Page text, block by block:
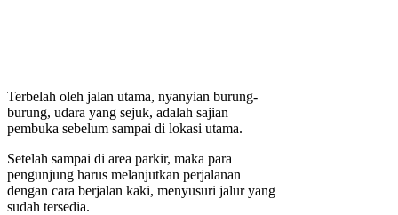
Terbelah oleh jalan utama, nyanyian burung-
burung, udara yang sejuk, adalah sajian
pembuka sebelum sampai di lokasi utama.
Setelah sampai di area parkir, maka para
pengunjung harus melanjutkan perjalanan
dengan cara berjalan kaki, menyusuri jalur yang
sudah tersedia.